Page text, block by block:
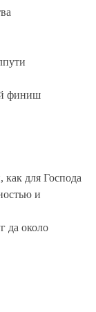
финиш
для Господа
и
да около